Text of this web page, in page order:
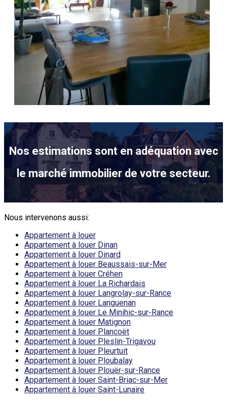
Nos estimations sont en adéquation avec
le marché immobilier de votre secteur.
Nous intervenons aussi:
Appartement à louer
Appartement à louer Dinan
Appartement à louer Dinard
Appartement à louer Beaussais-sur-Mer
Appartement à louer Créhen
Appartement à louer La Richardais
Appartement à louer Langrolay-sur-Rance
Appartement à louer Languenan
Appartement à louer Le Minihic-sur-Rance
Appartement à louer Matignon
Appartement à louer Plancoët
Appartement à louer Pleslin-Trigavou
Appartement à louer Pleurtuit
Appartement à louer Ploubalay
Appartement à louer Plouër-sur-Rance
Appartement à louer Saint-Briac-sur-Mer
Appartement à louer Saint-Lunaire